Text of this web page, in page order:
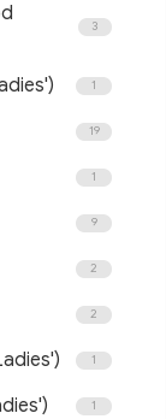
3
1
19
1
9
2
2
1
1